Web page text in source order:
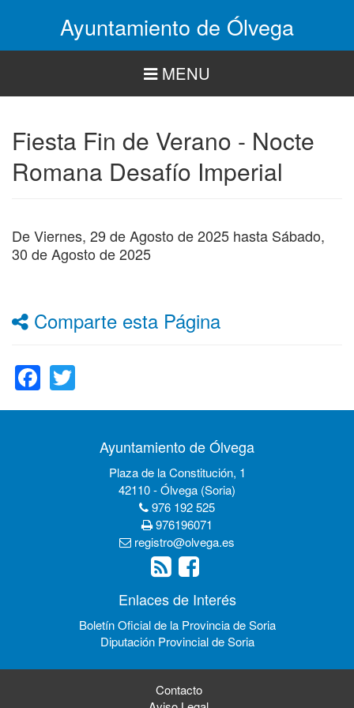
Ayuntamiento de Ólvega
MENU
Fiesta Fin de Verano - Nocte
Romana Desafío Imperial
DeViernes, 29 de Agosto de 2025 hasta Sábado,
30 de Agosto de 2025
Comparte esta Página
Facebook
Ayuntamiento de Ólvega
Plaza de la Constitución, 1
42110 - Ólvega (Soria)
976 192 525
976196071
registro@olvega.es
Enlaces de Interés
Boletín Oficial de la Provincia de Soria
Diputación Provincial de Soria
Contacto